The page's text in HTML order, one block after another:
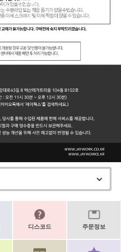
디스코드 주문정보